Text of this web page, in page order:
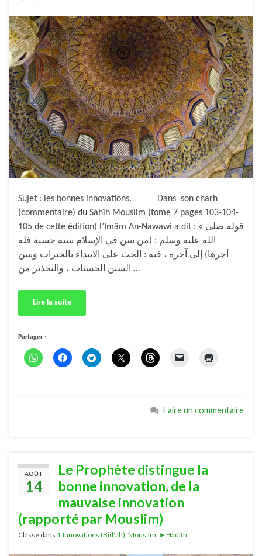
Sujet : les bonnes innovations. Dans son charh
(commentaire) du Sahîh Mouslim (tome 7 pages 103-104-
105 de cette édition) l’Imâm An-Nawawi a dit : « قوله صلى
الله عليه وسلم : (من سن في الإسلام سنة حسنة فله
أجرها) إلى آخره ، فيه : الحث على الابتداء بالخيرات وسن
السنن الحسنات ، والتحذير من …
Lire la suite
Partager :
Faire un commentaire
AOÛT
14
Le Prophète distingue la
bonne innovation, de la
mauvaise innovation
(rapporté par Mouslim)
Classé dans 1.Innovations (Bid'ah) Mouslim ►Hadith